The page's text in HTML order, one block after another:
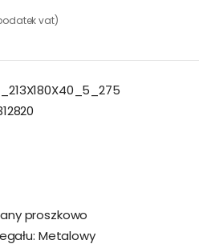
vat)
proszkowo
Metalowy